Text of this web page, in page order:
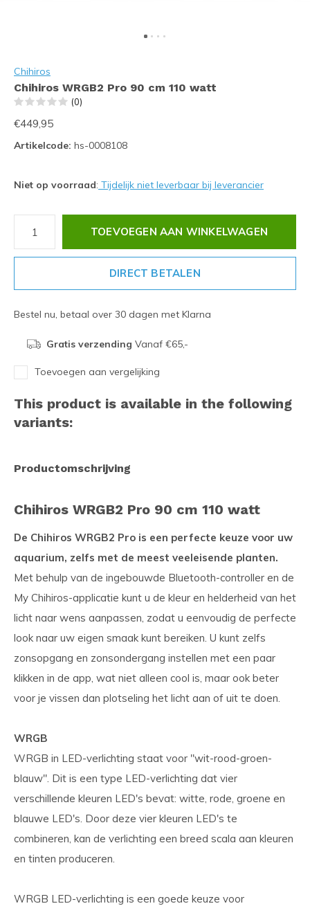
Chihiros
Chihiros WRGB2 Pro 90 cm 110 watt
(0)
€449,95
Artikelcode: hs-0008108
Niet op voorraad: Tijdelijk niet leverbaar bij leverancier
TOEVOEGEN AAN WINKELWAGEN
DIRECT BETALEN
Bestel nu, betaal over 30 dagen met Klarna
Gratis verzending Vanaf €65,-
Toevoegen aan vergelijking
This product is available in the following
variants:
Productomschrijving
Chihiros WRGB2 Pro 90 cm 110 watt
De Chihiros WRGB2 Pro is een perfecte keuze voor uw
aquarium, zelfs met de meest veeleisende planten.
Met behulp van de ingebouwde Bluetooth-controller en de
My Chihiros-applicatie kunt u de kleur en helderheid van het
licht naar wens aanpassen, zodat u eenvoudig de perfecte
look naar uw eigen smaak kunt bereiken. U kunt zelfs
zonsopgang en zonsondergang instellen met een paar
klikken in de app, wat niet alleen cool is, maar ook beter
voor je vissen dan plotseling het licht aan of uit te doen.
WRGB
WRGB in LED-verlichting staat voor "wit-rood-groen-
blauw". Dit is een type LED-verlichting dat vier
verschillende kleuren LED's bevat: witte, rode, groene en
blauwe LED's. Door deze vier kleuren LED's te
combineren, kan de verlichting een breed scala aan kleuren
en tinten produceren.
WRGB LED-verlichting is een goede keuze voor